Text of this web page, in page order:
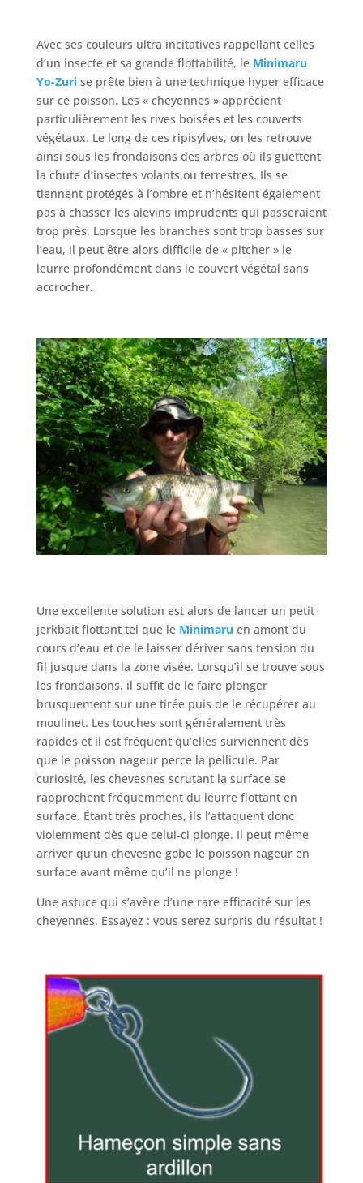
Avec ses couleurs ultra incitatives rappellant celles
d’un insecte et sa grande flottabilité, le Minimaru
Yo-Zurise prête bien à une technique hyper efficace
sur ce poisson. Les « cheyennes » apprécient
particulièrement les rives boisées et les couverts
végétaux. Le long de ces ripisylves, on les retrouve
ainsi sous les frondaisons des arbres où ils guettent
la chute d’insectes volants ou terrestres. Ils se
tiennent protégés à l’ombre et n’hésitent également
pas à chasser les alevins imprudents qui passeraient
trop près. Lorsque les branches sont trop basses sur
l’eau, il peut être alors difficile de « pitcher » le
leurre profondément dans le couvert végétal sans
accrocher.
Une excellente solution est alors de lancer un petit
jerkbait flottant tel que le Minimaru en amont du
cours d’eau et de le laisser dériver sans tension du
fil jusque dans la zone visée. Lorsqu’il se trouve sous
les frondaisons, il suffit de le faire plonger
brusquement sur une tirée puis de le récupérer au
moulinet. Les touches sont généralement très
rapides et il est fréquent qu’elles surviennent dès
que le poisson nageur perce la pellicule. Par
curiosité, les chevesnes scrutant la surface se
rapprochent fréquemment du leurre flottant en
surface. Étant très proches, ils l’attaquent donc
violemment dès que celui-ci plonge. Il peut même
arriver qu’un chevesne gobe le poisson nageur en
surface avant même qu’il ne plonge !
Une astuce qui s’avère d’une rare efficacité sur les
cheyennes. Essayez : vous serez surpris du résultat !